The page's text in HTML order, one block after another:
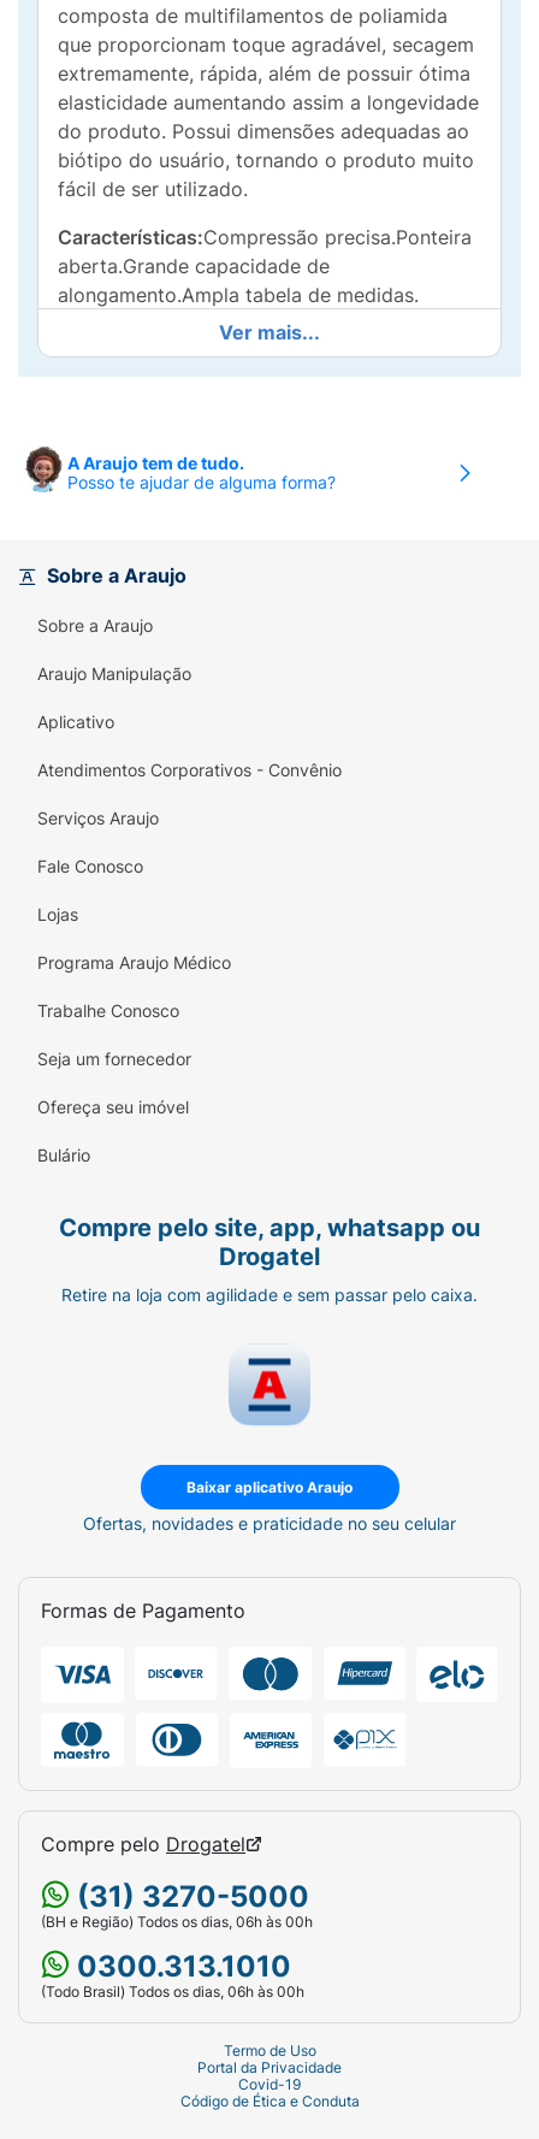
composta de multifilamentos de poliamida
que proporcionam toque agradável, secagem
extremamente, rápida, além de possuir ótima
elasticidade aumentando assim a longevidade
do produto. Possui dimensões adequadas ao
biótipo do usuário, tornando o produto muito
fácil de ser utilizado.
Características:Compressão precisa.Ponteira
aberta.Grande capacidade de
alongamento.Ampla tabela de medidas.
Recomendada pelos médicos para:
mmHg:Tratamento das doenças venosas e
escleroterápicoPós-operatório de varizes.
severas.Tratamento da trombose venosa
Ver mais...
A Araujo tem de tudo.
Posso te ajudar de alguma forma?
Sobre a Araujo
Sobre a Araujo
Araujo Manipulação
Aplicativo
Atendimentos Corporativos - Convênio
Serviços Araujo
Fale Conosco
Lojas
Programa Araujo Médico
Trabalhe Conosco
Seja um fornecedor
Ofereça seu imóvel
Bulário
Compre pelo site, app, whatsapp ou
Drogatel
Retire na loja com agilidade e sem passar pelo caixa.
Baixar aplicativo Araujo
Ofertas, novidades e praticidade no seu celular
Formas de Pagamento
Compre pelo Drogatel
(31) 3270-5000
(BH e Região) Todos os dias, 06h às 00h
0300.313.1010
(Todo Brasil) Todos os dias, 06h às 00h
Termo de Uso
Portal da Privacidade
Covid-19
Código de Ética e Conduta